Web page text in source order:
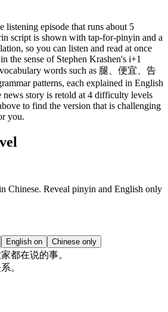
listening episode that runs about 5
script is shown with tap-for-pinyin and a
so you can listen and read at once
the sense of Stephen Krashen's i+1
words such as 腿、便宜、告
patterns, each explained in English
news story is retold at 4 difficulty levels
to find the version that is challenging
you.
Chinese. Reveal pinyin and English only
English on Chinese only
都在说的事。
。